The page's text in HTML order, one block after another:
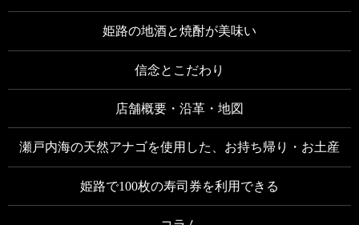
姫路の地酒と焼酎が美味い
信念とこだわり
店舗概要・沿革・地図
瀬戸内海の天然アナゴを使用した、お持ち帰り・お土産
姫路で100枚の寿司券を利用できる